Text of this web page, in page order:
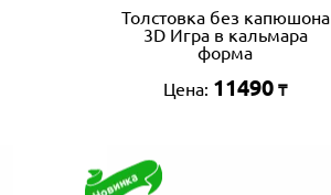
Толстовка без капюшона
3D Игра в кальмара
форма
Цена: 11490 ₸